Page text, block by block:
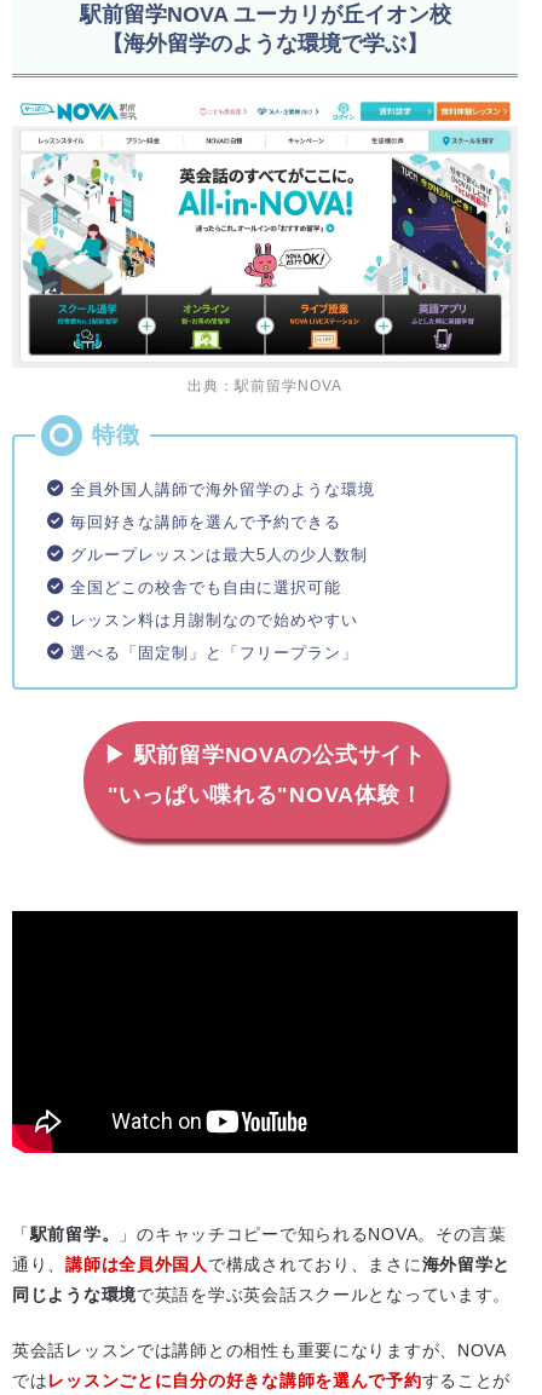
駅前留学NOVA ユーカリが丘イオン校
【海外留学のような環境で学ぶ】
出典：駅前留学NOVA
全員外国人講師で海外留学のような環境
毎回好きな講師を選んで予約できる
グループレッスンは最大5人の少人数制
全国どこの校舎でも自由に選択可能
レッスン料は月謝制なので始めやすい
選べる「固定制」と「フリープラン」
▶ 駅前留学NOVAの公式サイト
"いっぱい喋れる"NOVA体験！
「駅前留学。
」のキャッチコピーで知られるNOVA。その言葉
通り、講師は全員外国人で構成されており、まさに海外留学と
同じような環境で英語を学ぶ英会話スクールとなっています。
英会話レッスンでは講師との相性も重要になりますが、NOVA
ではレッスンごとに自分の好きな講師を選んで予約することが